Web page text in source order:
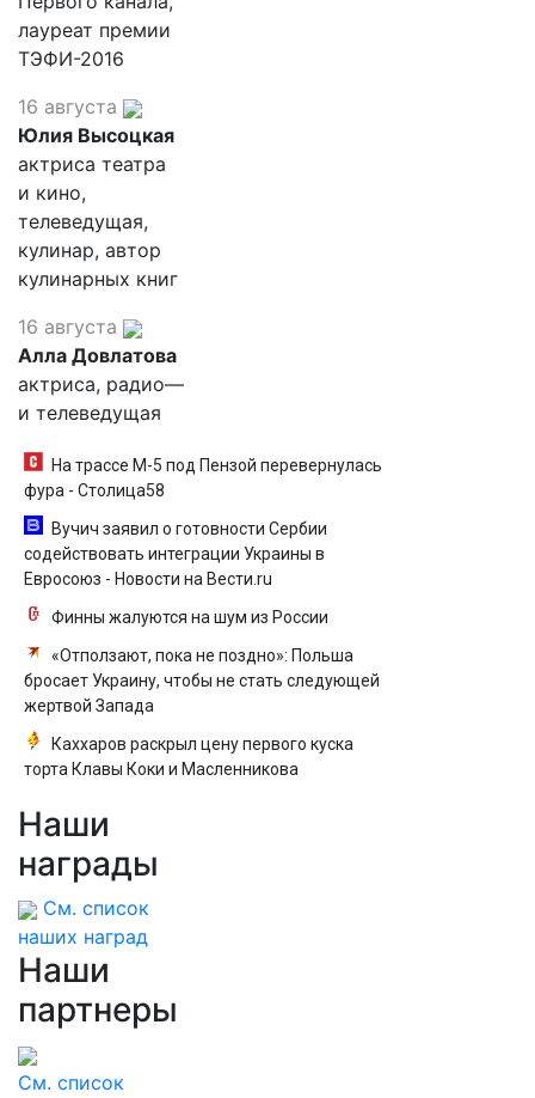
лауреат премии
ТЭФИ-2016
16 августа
Юлия Высоцкая
актриса театра
и кино,
телеведущая,
кулинар, автор
кулинарных книг
16 августа
Алла Довлатова
актриса, радио—
и телеведущая
На трассе М-5 под Пензой перевернулась
фура - Столица58
Вучич заявил о готовности Сербии
содействовать интеграции Украины в
Евросоюз - Новости на Вести.ru
Финны жалуются на шум из России
«Отползают, пока не поздно»: Польша
бросает Украину, чтобы не стать следующей
жертвой Запада
Каххаров раскрыл цену первого куска
торта Клавы Коки и Масленникова
Наши
награды
См. список
наших наград
Наши
партнеры
См. список